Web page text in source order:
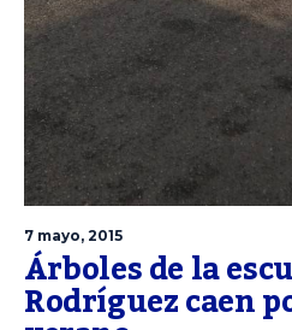
7 mayo, 2015
Árboles de la
Rodríguez caen